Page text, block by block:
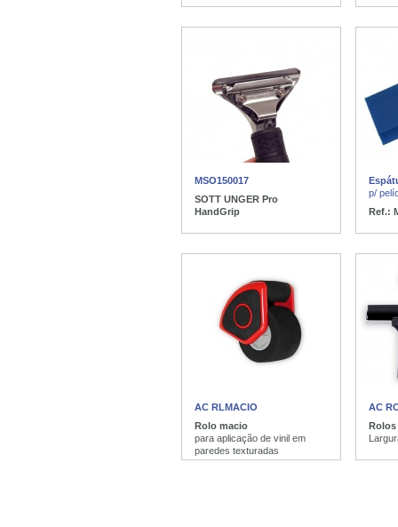
MSO150017
SOTT UNGER Pro
HandGrip
p/
Ref.:
AC RLMACIO
Rolo macio
para aplicação de vinil em
paredes texturadas
AC
Rolos